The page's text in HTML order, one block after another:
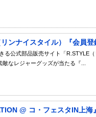
ンナイスタイル）『会員
る公式部品販売サイト「R.STYLE
なレジャーグッズが当たる『...
@ コ・フェスタIN上海